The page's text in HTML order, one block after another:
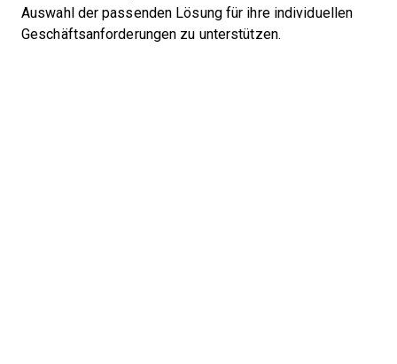
Auswahl der passenden Lösung für ihre individuellen
Geschäftsanforderungen zu unterstützen.